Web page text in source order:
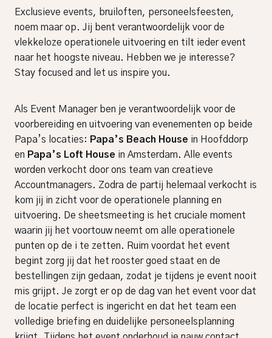
Exclusieve events, bruiloften, personeelsfeesten,
noem maar op. Jij bent verantwoordelijk voor de
vlekkeloze operationele uitvoering en tilt ieder event
naar het hoogste niveau. Hebben we je interesse?
Stay focused and let us inspire you.
Als Event Manager ben je verantwoordelijk voor de
voorbereiding en uitvoering van evenementen op beide
Papa’s locaties: Papa’s Beach House in Hoofddorp
en Papa’s Loft House in Amsterdam. Alle events
worden verkocht door ons team van creatieve
Accountmanagers. Zodra de partij helemaal verkocht is
kom jij in zicht voor de operationele planning en
uitvoering. De sheetsmeeting is het cruciale moment
waarin jij het voortouw neemt om alle operationele
punten op de i te zetten. Ruim voordat het event
begint zorg jij dat het rooster goed staat en de
bestellingen zijn gedaan, zodat je tijdens je event nooit
mis grijpt. Je zorgt er op de dag van het event voor dat
de locatie perfect is ingericht en dat het team een
volledige briefing en duidelijke personeelsplanning